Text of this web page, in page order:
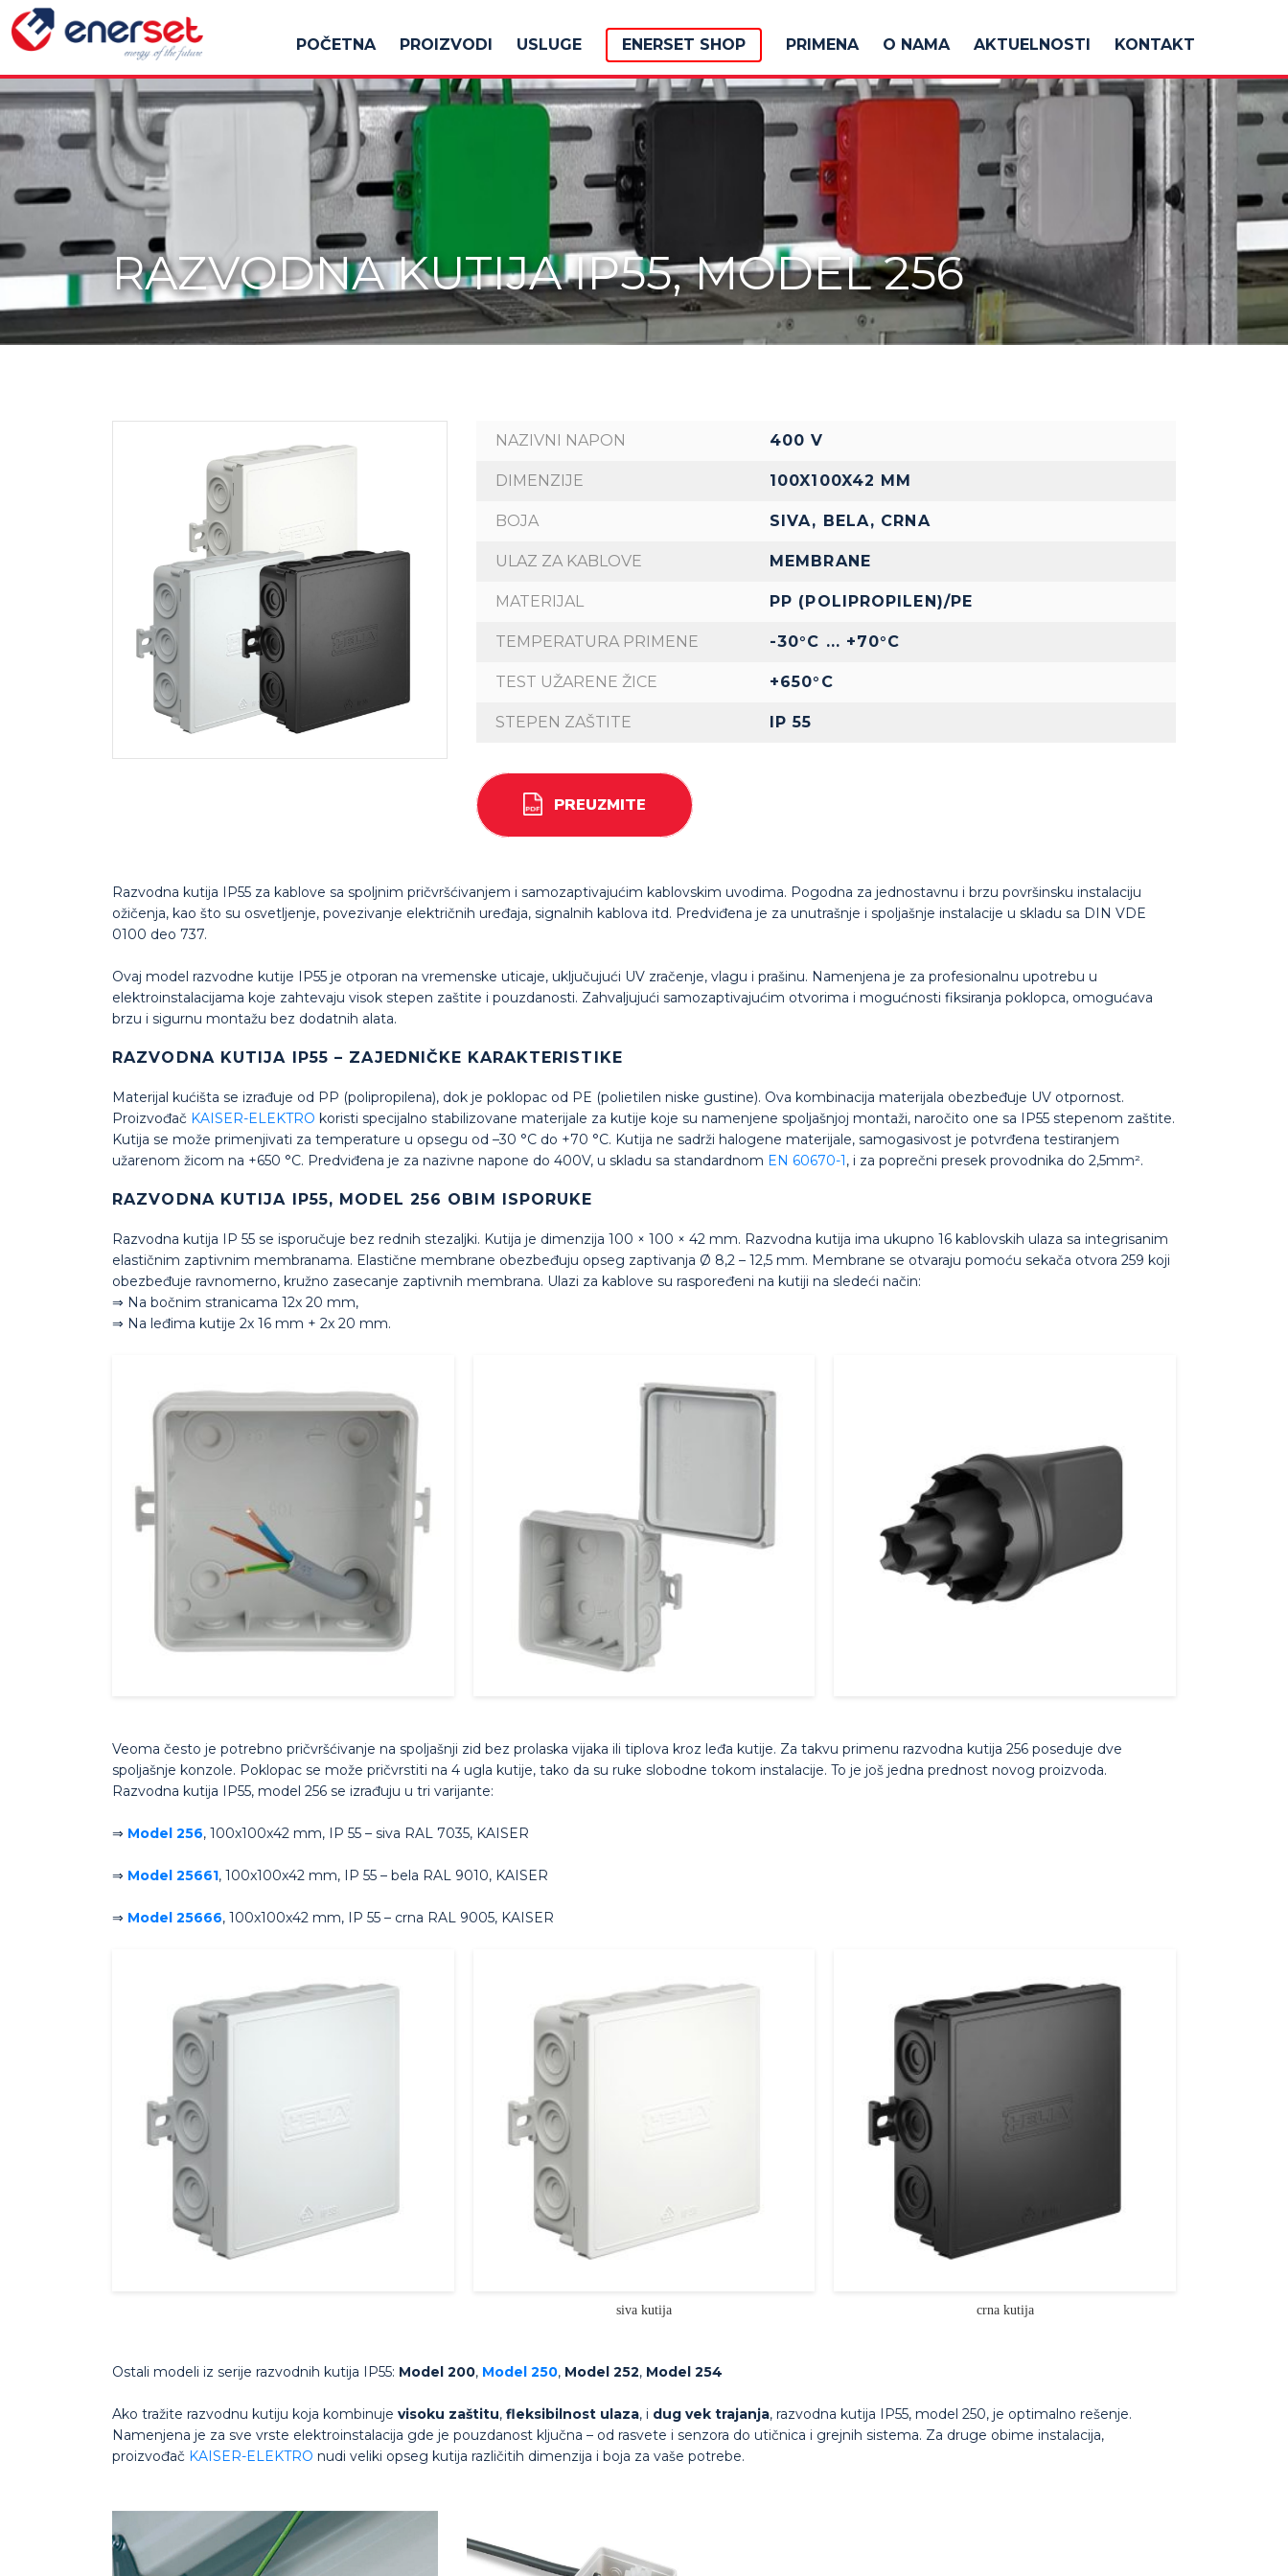
POČETNA PROIZVODI USLUGE ENERSET SHOP PRIMENA O NAMA AKTUELNOSTI KONTAKT
RAZVODNA KUTIJA IP55, MODEL 256
NAZIVNI NAPON 400 V
DIMENZIJE 100X100X42 MM
BOJA SIVA, BELA, CRNA
ULAZ ZA KABLOVE MEMBRANE
MATERIJAL PP (POLIPROPILEN)/PE
TEMPERATURA PRIMENE -30°C ... +70°C
TEST UŽARENE ŽICE +650°C
STEPEN ZAŠTITE IP 55
PREUZMITE
Razvodna kutija IP55 za kablove sa spoljnim pričvršćivanjem i samozaptivajućim kablovskim uvodima. Pogodna za jednostavnu i brzu površinsku instalaciju
ožičenja, kao što su osvetljenje, povezivanje električnih uređaja, signalnih kablova itd. Predviđena je za unutrašnje i spoljašnje instalacije u skladu sa DIN VDE
0100 deo 737.
Ovaj model razvodne kutije IP55 je otporan na vremenske uticaje, uključujući UV zračenje, vlagu i prašinu. Namenjena je za profesionalnu upotrebu u
elektroinstalacijama koje zahtevaju visok stepen zaštite i pouzdanosti. Zahvaljujući samozaptivajućim otvorima i mogućnosti fiksiranja poklopca, omogućava
brzu i sigurnu montažu bez dodatnih alata.
RAZVODNA KUTIJA IP55 – ZAJEDNIČKE KARAKTERISTIKE
Materijal kućišta se izrađuje od PP (polipropilena), dok je poklopac od PE (polietilen niske gustine). Ova kombinacija materijala obezbeđuje UV otpornost.
Proizvođač KAISER-ELEKTRO koristi specijalno stabilizovane materijale za kutije koje su namenjene spoljašnjoj montaži, naročito one sa IP55 stepenom zaštite.
Kutija se može primenjivati za temperature u opsegu od –30 °C do +70 °C. Kutija ne sadrži halogene materijale, samogasivost je potvrđena testiranjem
užarenom žicom na +650 °C. Predviđena je za nazivne napone do 400V, u skladu sa standardnom EN 60670-1, i za poprečni presek provodnika do 2,5mm².
RAZVODNA KUTIJA IP55, MODEL 256 OBIM ISPORUKE
Razvodna kutija IP 55 se isporučuje bez rednih stezaljki. Kutija je dimenzija 100 × 100 × 42 mm. Razvodna kutija ima ukupno 16 kablovskih ulaza sa integrisanim
elastičnim zaptivnim membranama. Elastične membrane obezbeđuju opseg zaptivanja Ø 8,2 – 12,5 mm. Membrane se otvaraju pomoću sekača otvora 259 koji
obezbeđuje ravnomerno, kružno zasecanje zaptivnih membrana. Ulazi za kablove su raspoređeni na kutiji na sledeći način:
⇒ Na bočnim stranicama 12x 20 mm,
⇒ Na leđima kutije 2x 16 mm + 2x 20 mm.
Veoma često je potrebno pričvršćivanje na spoljašnji zid bez prolaska vijaka ili tiplova kroz leđa kutije. Za takvu primenu razvodna kutija 256 poseduje dve
spoljašnje konzole. Poklopac se može pričvrstiti na 4 ugla kutije, tako da su ruke slobodne tokom instalacije. To je još jedna prednost novog proizvoda.
Razvodna kutija IP55, model 256 se izrađuju u tri varijante:
⇒ Model 256, 100x100x42 mm, IP 55 – siva RAL 7035, KAISER
⇒ Model 25661, 100x100x42 mm, IP 55 – bela RAL 9010, KAISER
⇒ Model 25666, 100x100x42 mm, IP 55 – crna RAL 9005, KAISER
siva kutija crna kutija
Ostali modeli iz serije razvodnih kutija IP55: Model 200, Model 250, Model 252, Model 254
Ako tražite razvodnu kutiju koja kombinuje visoku zaštitu, fleksibilnost ulaza, i dug vek trajanja, razvodna kutija IP55, model 250, je optimalno rešenje.
Namenjena je za sve vrste elektroinstalacija gde je pouzdanost ključna – od rasvete i senzora do utičnica i grejnih sistema. Za druge obime instalacija,
proizvođač KAISER-ELEKTRO nudi veliki opseg kutija različitih dimenzija i boja za vaše potrebe.